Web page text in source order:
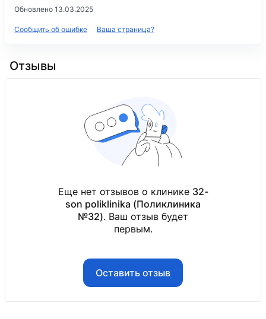
Обновлено 13.03.2025
Сообщить об ошибке Ваша страница?
Отзывы
Еще нет отзывов о клинике 32-
son poliklinika (Поликлиника
№32). Ваш отзыв будет
первым.
Оставить отзыв